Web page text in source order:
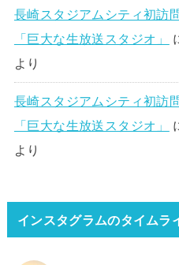
長崎スタジアムシティ初
「巨大な生放送スタジオ」
より
長崎スタジアムシティ初
「巨大な生放送スタジオ」
より
インスタグラムのタイムラ